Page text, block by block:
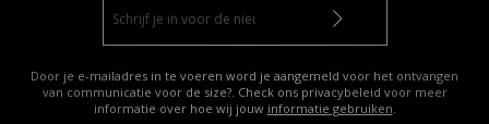
Door je e-mailadres in te voeren word je aangemeld voor het ontvangen
van communicatie voor de size?. Check ons privacybeleid voor meer
informatie over hoe wij jouw informatie gebruiken.